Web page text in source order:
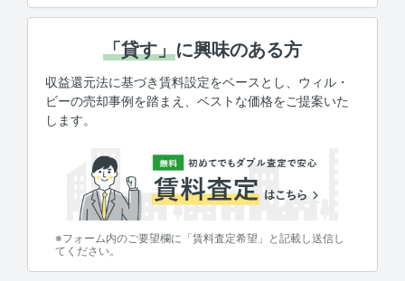
「貸す」に興味のある方
収益還元法に基づき賃料設定をベースとし、ウィル・
ビーの売却事例を踏まえ、ベストな価格をご提案いた
します。
※フォーム内のご要望欄に「賃料査定希望」と記載し送信し
てください。